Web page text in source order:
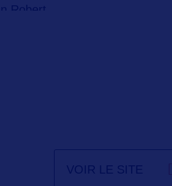
Robert
VOIR LE SITE